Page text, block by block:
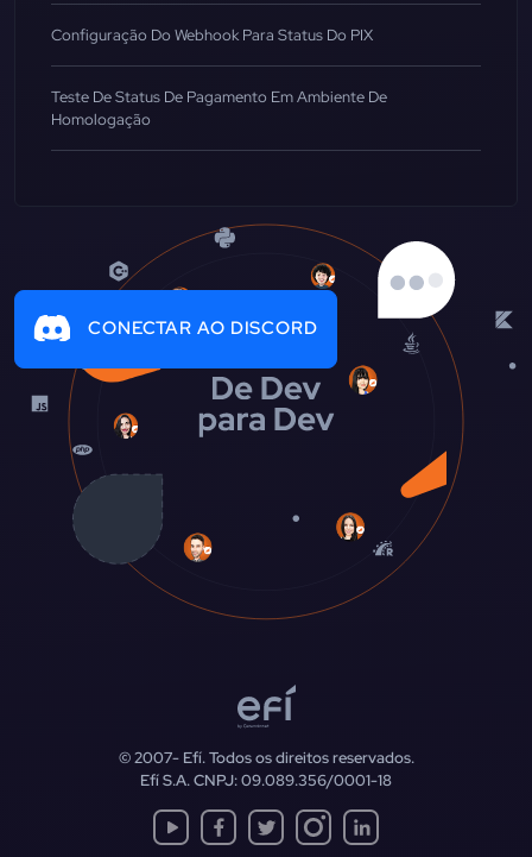
Configuração Do Webhook Para Status Do PIX
Teste De Status De Pagamento Em Ambiente De
Homologação
CONECTAR AO DISCORD
© 2007-Efí. Todos os direitos reservados.
Efí S.A. CNPJ: 09.089.356/0001-18